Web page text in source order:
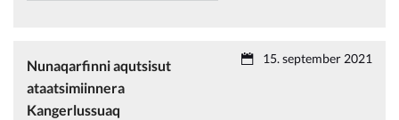
Nunaqarfinni aqutsisut
ataatsimiinnera
Kangerlussuaq
15. september 2021